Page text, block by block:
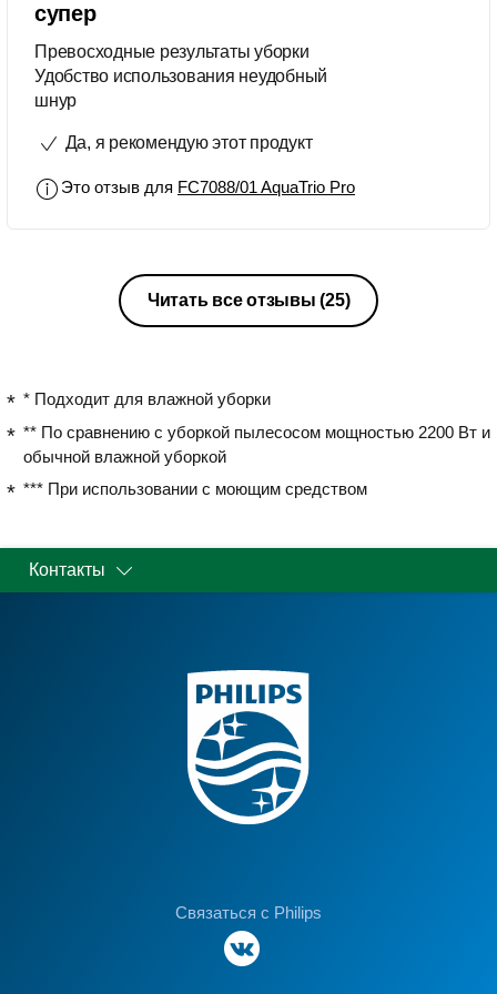
супер
Превосходные результаты уборки
Удобство использования неудобный
шнур
Да, я рекомендую этот продукт
Это отзыв для FC7088/01 AquaTrio Pro
Читать все отзывы(25)
* Подходит для влажной уборки
** По сравнению с уборкой пылесосом мощностью 2200 Вт и
обычной влажной уборкой
*** При использовании с моющим средством
Контакты
Связаться с Philips